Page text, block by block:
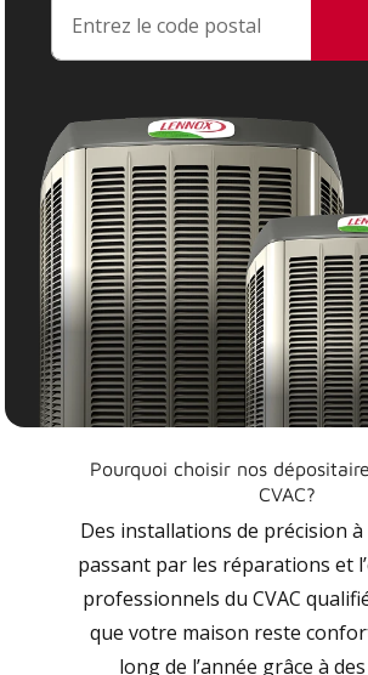
Pourquoi choisir nos
CVAC?
Des installations de précision à
passant par les réparations et
professionnels du CVAC
que votre maison reste
long de l’année grâce à